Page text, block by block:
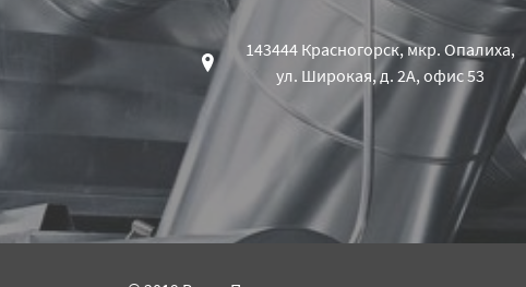
143444 Красногорск, мкр. Опалиха,
ул. Широкая, д. 2А, офис 53